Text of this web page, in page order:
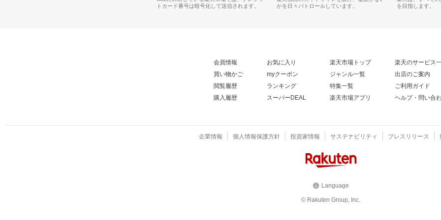
トカード番号は暗号化して送信されます。
かを日々パトロールしています。
を目指します。
会員情報
買い物かご
閲覧履歴
購入履歴
お気に入り
myクーポン
ランキング
スーパーDEAL
楽天市場トップ
ジャンル一覧
特集一覧
楽天市場アプリ
楽天のサービス
出店のご案内
ご利用ガイド
ヘルプ・問い合
企業情報 個人情報保護方針 投資家情報 サステナビリティ プレスリリース
Language
© Rakuten Group, Inc.